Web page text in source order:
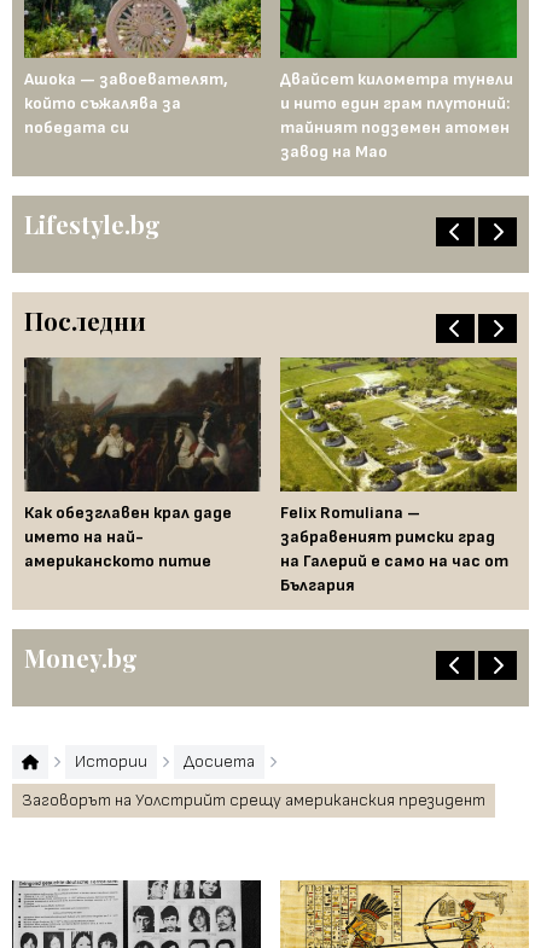
Ашока — завоевателят,
който съжалява за
победата си
Двайсет километра тунели
и нито един грам плутоний:
тайният подземен атомен
завод на Мао
Lifestyle.bg
Последни
Как обезглавен крал даде
името на най-
американското питие
Felix Romuliana –
забравеният римски град
на Галерий е само на час от
България
Money.bg
Истории
Досиета
Заговорът на Уолстрийт срещу американския президент